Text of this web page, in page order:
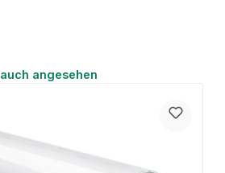
angesehen